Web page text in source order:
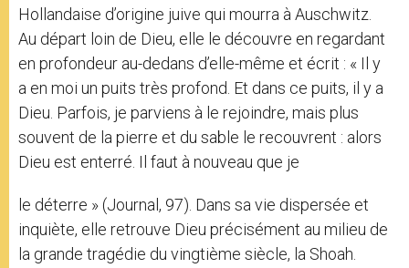
Hollandaise d’origine juive qui mourra à Auschwitz.
Au départ loin de Dieu, elle le découvre en regardant
en profondeur au-dedans d’elle-même et écrit : « Il y
a en moi un puits très profond. Et dans ce puits, il y a
Dieu. Parfois, je parviens à le rejoindre, mais plus
souvent de la pierre et du sable le recouvrent : alors
Dieu est enterré. Il faut à nouveau que je
le déterre » (Journal, 97). Dans sa vie dispersée et
inquiète, elle retrouve Dieu précisément au milieu de
la grande tragédie du vingtième siècle, la Shoah.